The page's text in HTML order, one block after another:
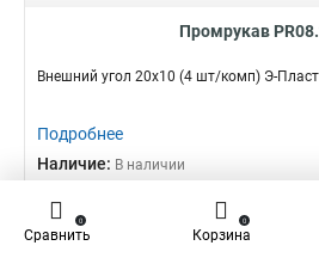
Промрукав
Внешний угол 20х10 (4 шт/комп) Э-Пласт
Подробнее
Наличие: В наличии
0,00 ₽
–
Сравнить
0
Корзина
0